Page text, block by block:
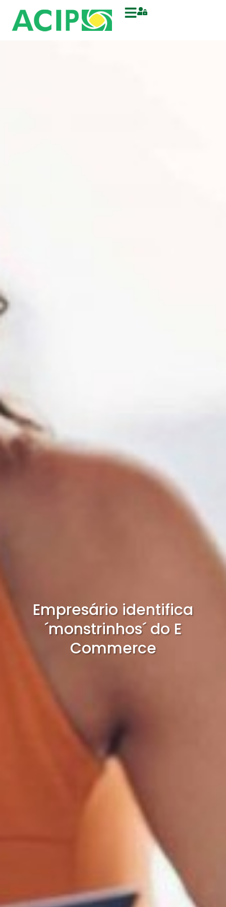
Empresário identifica
´monstrinhos´ do E
Commerce